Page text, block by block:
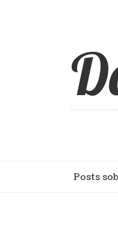
Posts